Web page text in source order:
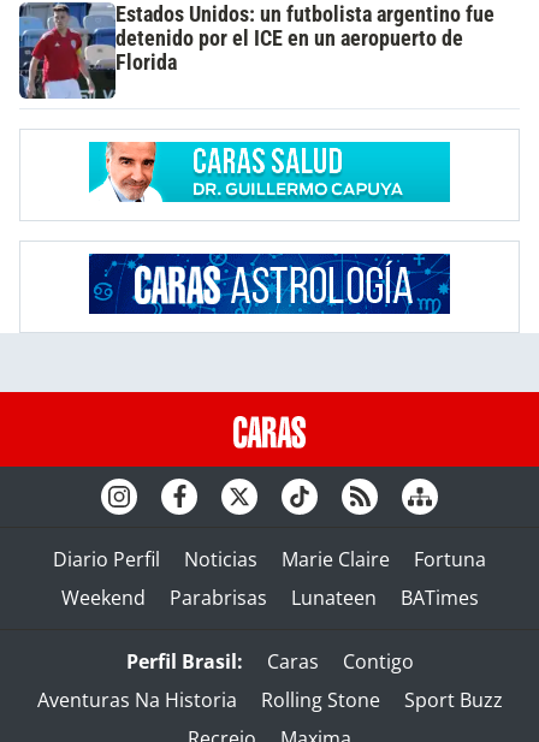
Estados Unidos: un futbolista argentino fue
detenido por el ICE en un aeropuerto de
Florida
Diario Perfil Noticias Marie Claire
Fortuna
Weekend
Parabrisas Lunateen BATimes
Perfil Brasil: Caras
Contigo
Aventuras Na Historia
Rolling Stone
Sport Buzz